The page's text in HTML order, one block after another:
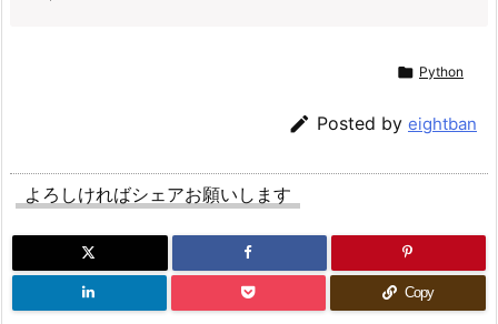
 Python
 Posted by eightban
よろしければシェアお願いします
Copy